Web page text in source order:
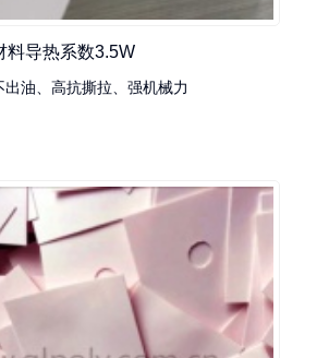
料导热系数3.5W
油、高抗撕拉、强机械力